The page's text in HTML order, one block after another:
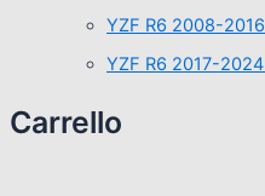
YZF R6 2008-2016
YZF R6 2017-2024
Carrello